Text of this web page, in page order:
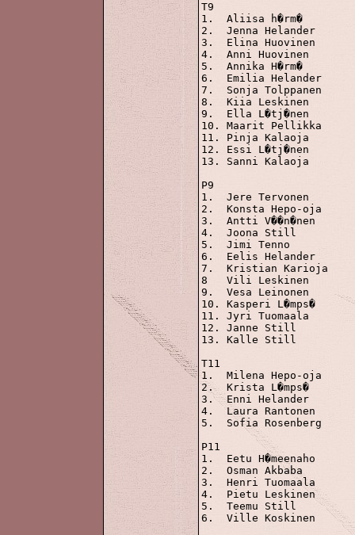
T9
1.  Aliisa h�rm�		477 p
2.  Jenna Helander		407
3.  Elina Huovinen		311
4.  Anni Huovinen		309
5.  Annika H�rm�		288
6.  Emilia Helander		287
7.  Sonja Tolppanen		274
8.  Kiia Leskinen		232
9.  Ella L�tj�nen		213
10. Maarit Pellikka		199
11. Pinja Kalaoja		155
12. Essi L�tj�nen		150
13. Sanni Kalaoja		138
P9
1.  Jere Tervonen		606 p
2.  Konsta Hepo-oja		542
3.  Antti V��n�nen		483
4.  Joona Still			371
5.  Jimi Tenno			366
6.  Eelis Helander		319
7.  Kristian Karioja		313
8   Vili Leskinen		305
9.  Vesa Leinonen		275
10. Kasperi L�mps�		218
11. Jyri Tuomaala		202
12. Janne Still			149
13. Kalle Still			144
T11
1.  Milena Hepo-oja		522 p
2.  Krista L�mps�		398
3.  Enni Helander		354
4.  Laura Rantonen		351
5.  Sofia Rosenberg		283
P11
1.  Eetu H�meenaho		716 p
2.  Osman Akbaba		698
3.  Henri Tuomaala		686
4.  Pietu Leskinen		553
5.  Teemu Still			502
6.  Ville Koskinen		330